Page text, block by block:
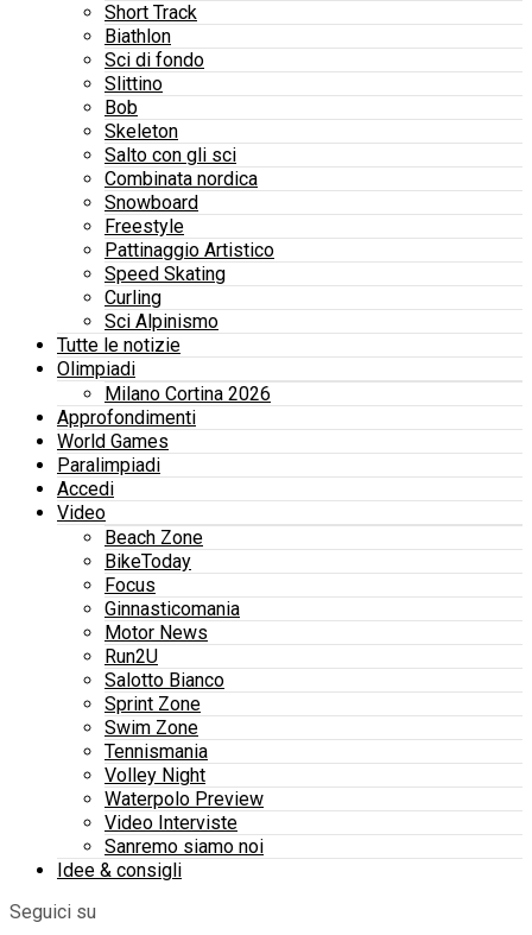
Short Track
Biathlon
Sci di fondo
Slittino
Bob
Skeleton
Salto con gli sci
Combinata nordica
Snowboard
Freestyle
Pattinaggio Artistico
Speed Skating
Curling
Sci Alpinismo
Tutte le notizie
Olimpiadi
Milano Cortina 2026
Approfondimenti
World Games
Paralimpiadi
Accedi
Video
Beach Zone
BikeToday
Focus
Ginnasticomania
Motor News
Run2U
Salotto Bianco
Sprint Zone
Swim Zone
Tennismania
Volley Night
Waterpolo Preview
Video Interviste
Sanremo siamo noi
Idee & consigli
Seguici su